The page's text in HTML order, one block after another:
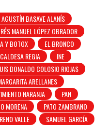
AGUSTÍN BASAVE ALANÍS
MANUEL LÓPEZ OBRADOR
Y BOTOX
EL BRONCO
REGIA
INE
DONALDO COLOSIO RIOJAS
ARELLANES
NARANJA
PAN
MORENA
PATO ZAMBRANO
VALLE
SAMUEL GARCÍA